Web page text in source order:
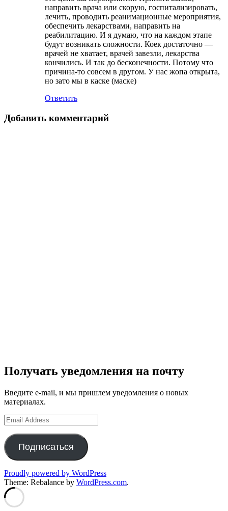
направить врача или скорую, госпитализировать,
лечить, проводить реанимационные мероприятия,
обеспечить лекарствами, направить на
реабилитацию. И я думаю, что на каждом этапе
будут возникать сложности. Коек достаточно —
врачей не хватает, врачей завезли, лекарства
кончились. И так до бесконечности. Потому что
причина-то совсем в другом. У нас жопа открыта,
но зато мы в каске (маске)
Ответить
Добавить комментарий
Получать уведомления на почту
Введите e-mail, и мы пришлем уведомления о новых
материалах.
Email
Address
Подписаться
Proudly powered by WordPress
Theme: Rebalance by WordPress.com.